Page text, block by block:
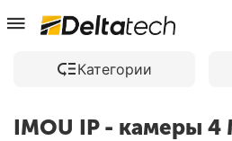
Категории
IMOU IP - камеры 4